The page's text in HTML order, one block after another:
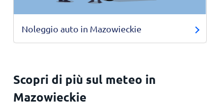
Noleggio auto in Mazowieckie
Scopri di più sul meteo in
Mazowieckie